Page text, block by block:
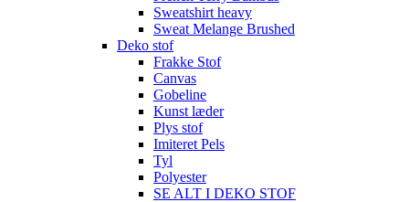
Sweatshirt heavy
Sweat Melange Brushed
Deko stof
Frakke Stof
Canvas
Gobeline
Kunst læder
Plys stof
Imiteret Pels
Tyl
Polyester
SE ALT I DEKO STOF